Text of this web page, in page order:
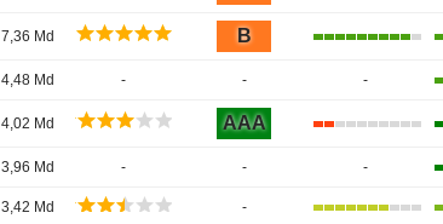
7,36 Md B
4,48 Md - - -
4,02 Md AAA
3,96 Md - - -
3,42 Md -